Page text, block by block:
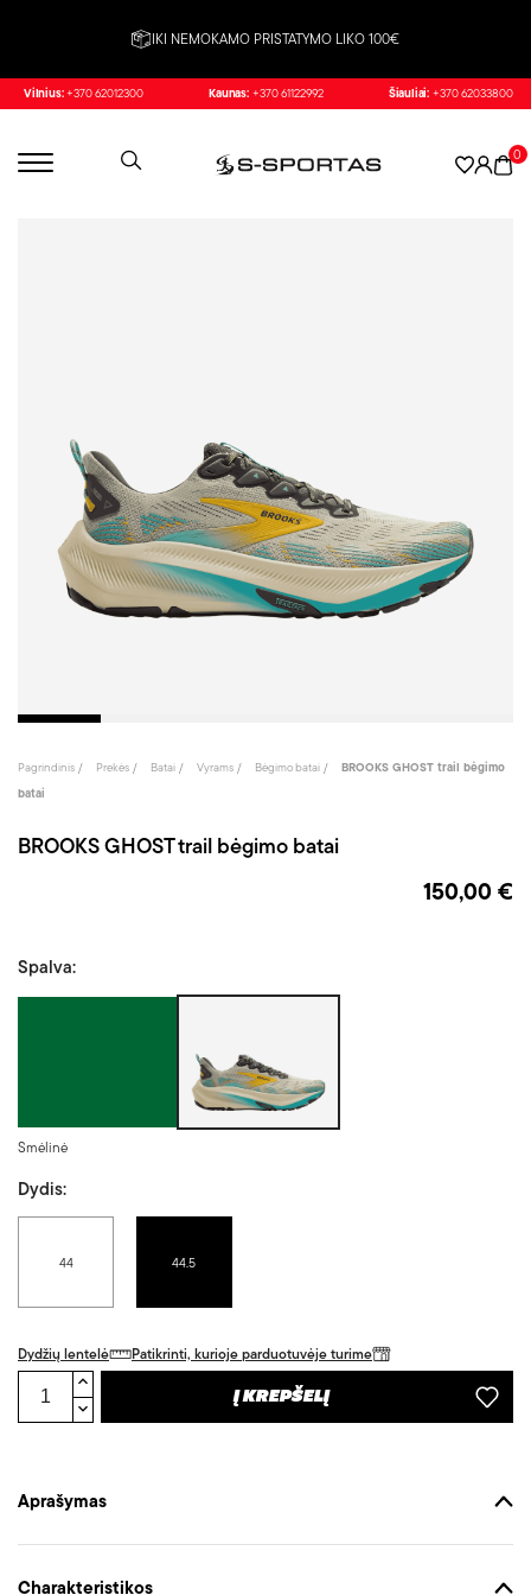
IKI NEMOKAMO PRISTATYMO LIKO 100€
Vilnius: +370 62012300 Kaunas: +370 61122992 Šiauliai: +370 62033800
0
Pagrindinis Prekės Batai Vyrams Bėgimo batai
BROOKS GHOST trail bėgimo
batai
BROOKS GHOST trail bėgimo batai
150,00 €
Spalva:
Smėlinė
Dydis:
44 44.5
Dydžių lentelė Patikrinti, kurioje parduotuvėje turime
Į KREPŠELĮ
Aprašymas
Charakteristikos